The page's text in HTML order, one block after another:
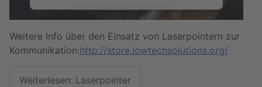
Mehr Informationen
Akzeptieren
Management Platform
Weitere Info über den Einsatz von Laserpointern zur
Kommunikation:http://store.lowtechsolutions.org/
Weiterlesen: Laserpointer